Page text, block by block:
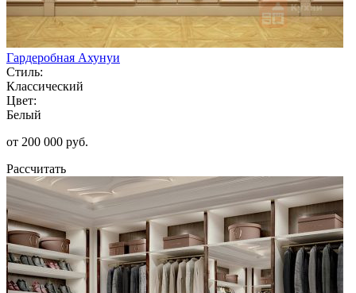
Гардеробная Ахунуи
Стиль:
Классический
Цвет:
Белый
от 200 000 руб.
Рассчитать